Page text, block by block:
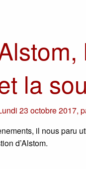
la
23 octobre 2017,
il nous paru
d’Alstom.